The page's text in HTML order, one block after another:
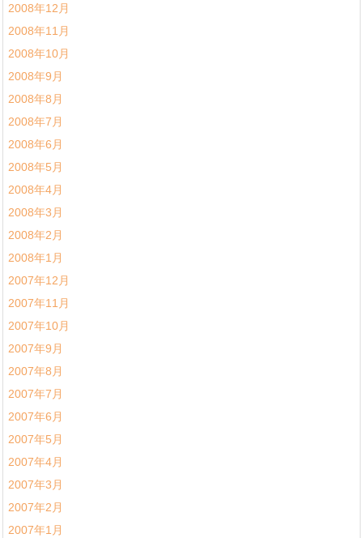
2008年12月
2008年11月
2008年10月
2008年9月
2008年8月
2008年7月
2008年6月
2008年5月
2008年4月
2008年3月
2008年2月
2008年1月
2007年12月
2007年11月
2007年10月
2007年9月
2007年8月
2007年7月
2007年6月
2007年5月
2007年4月
2007年3月
2007年2月
2007年1月